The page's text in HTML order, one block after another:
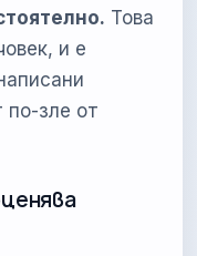
Това
и е
по-зле от